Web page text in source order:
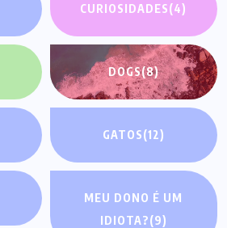
CURIOSIDADES(4)
DOGS(8)
GATOS(12)
MEU DONO É UM
IDIOTA?(9)